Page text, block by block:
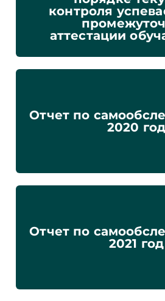
контроля
аттестации
Отчет по
2020 год
Отчет по
2021 год